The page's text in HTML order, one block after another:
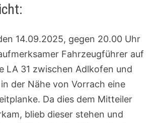
14.09.2025, gegen 20.00 Uhr
Fahrzeugführer auf
LA 31 zwischen Adlkofen und
der Nähe von Vorrach eine
Da dies dem Mitteiler
blieb dieser stehen und